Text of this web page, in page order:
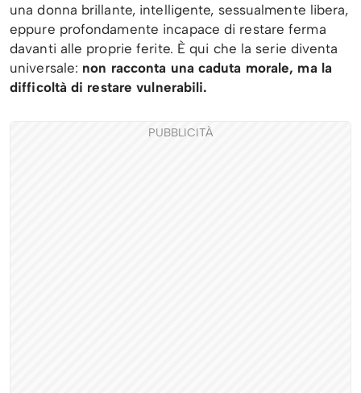
una donna brillante, intelligente, sessualmente libera,
eppure profondamente incapace di restare ferma
davanti alle proprie ferite. È qui che la serie diventa
universale: non racconta una caduta morale, ma la
difficoltà di restare vulnerabili.
PUBBLICITÀ